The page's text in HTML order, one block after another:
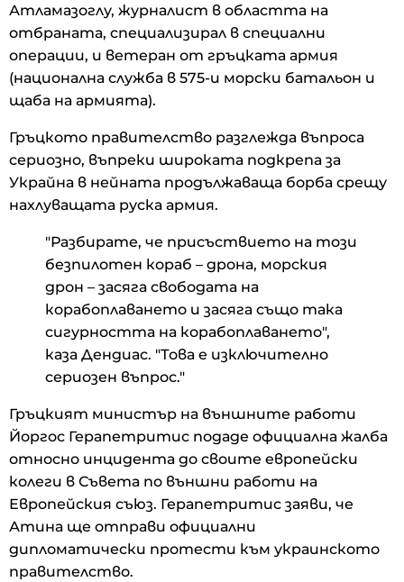
Атламазоглу, журналист в областта на
отбраната, специализирал в специални
операции, и ветеран от гръцката армия
(национална служба в 575-и морски батальон и
щаба на армията).
Гръцкото правителство разглежда въпроса
сериозно, въпреки широката подкрепа за
Украйна в нейната продължаваща борба срещу
нахлуващата руска армия.
"Разбирате, че присъствието на този
безпилотен кораб – дрона, морския
дрон – засяга свободата на
корабоплаването и засяга също така
сигурността на корабоплаването",
каза Дендиас. "Това е изключително
сериозен въпрос."
Гръцкият министър на външните работи
Йоргос Герапетритис подаде официална жалба
относно инцидента до своите европейски
колеги в Съвета по външни работи на
Европейския съюз. Герапетритис заяви, че
Атина ще отправи официални
дипломатически протести към украинското
правителство.